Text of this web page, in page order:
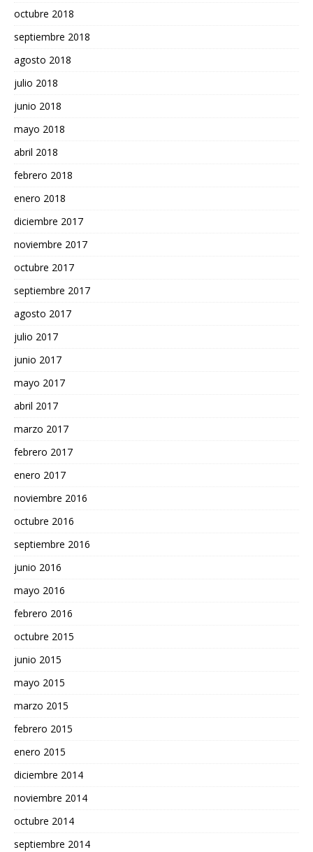
octubre 2018
septiembre 2018
agosto 2018
julio 2018
junio 2018
mayo 2018
abril 2018
febrero 2018
enero 2018
diciembre 2017
noviembre 2017
octubre 2017
septiembre 2017
agosto 2017
julio 2017
junio 2017
mayo 2017
abril 2017
marzo 2017
febrero 2017
enero 2017
noviembre 2016
octubre 2016
septiembre 2016
junio 2016
mayo 2016
febrero 2016
octubre 2015
junio 2015
mayo 2015
marzo 2015
febrero 2015
enero 2015
diciembre 2014
noviembre 2014
octubre 2014
septiembre 2014